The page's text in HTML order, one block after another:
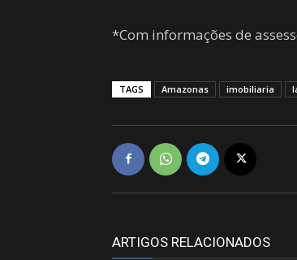
*Com informações de
TAGS Amazonas imobiliaria
ARTIGOS RELACIONADOS